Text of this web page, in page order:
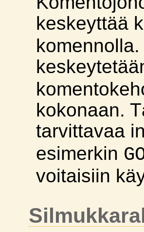
keskeyttää
kokonaan.
tarvittavaa
esimerkin
voitaisiin